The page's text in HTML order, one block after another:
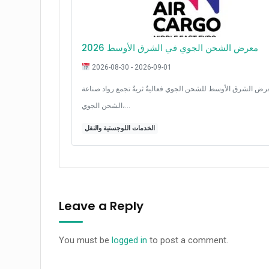
معرض الشحن الجوي في الشرق الأوسط 2026
2026-08-30 - 2026-09-01
الشرق الأوسط للشحن الجوي فعاليةٌ ثريةٌ تجمع رواد صناعة
الشحن الجوي،…
الخدمات اللوجستية والنقل
Leave a Reply
You must be logged in to post a comment.